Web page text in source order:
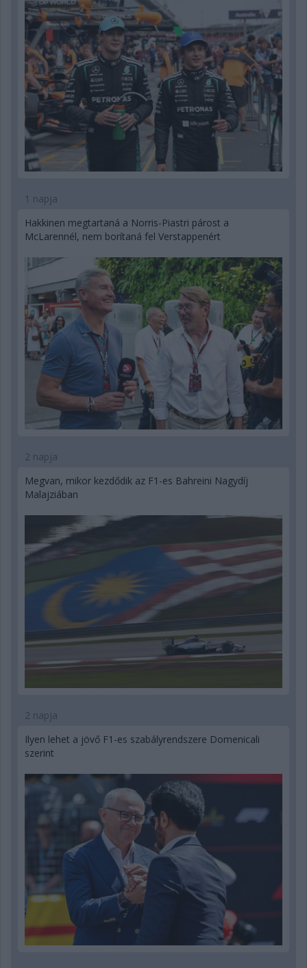
1 napja
Hakkinen megtartaná a Norris-Piastri párost a
McLarennél, nem borítaná fel Verstappenért
2 napja
Megvan, mikor kezdődik az F1-es Bahreini Nagydíj
Malajziában
2 napja
Ilyen lehet a jövő F1-es szabályrendszere Domenicali
szerint